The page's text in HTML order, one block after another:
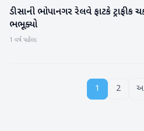
બનાસકાંઠા
ડીસાની ભોપાનગર રેલવે ફાટકે
ભભૂક્યો
1 વર્ષ પહેલા
1 2